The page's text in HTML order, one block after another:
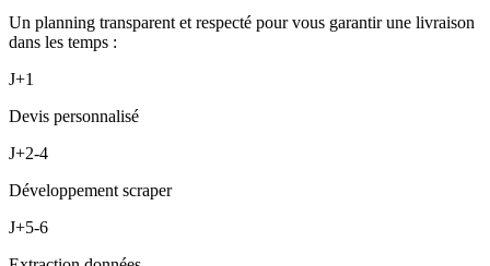
Un planning transparent et respecté pour vous garantir une livraison
dans les temps :
J+1
Devis personnalisé
J+2-4
Développement scraper
J+5-6